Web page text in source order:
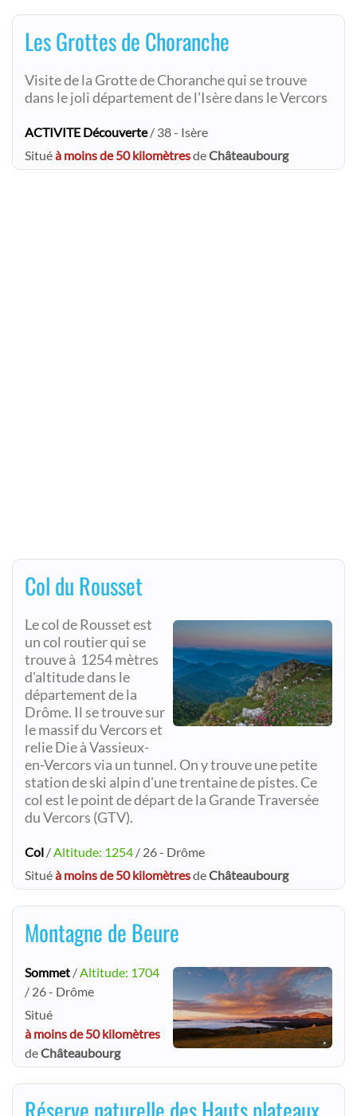
Les Grottes de Choranche
Visite de la Grotte de Choranche qui se trouve
dans le joli département de l'Isère dans le Vercors
ACTIVITE Découverte/ 38 - Isère
Situéà moins de 50 kilomètresdeChâteaubourg
Col du Rousset
Le col de Rousset est
un col routier qui se
trouve à 1254 mètres
d'altitude dans le
département de la
Drôme. Il se trouve sur
le massif du Vercors et
relie Die à Vassieux-
en-Vercors via un tunnel. On y trouve une petite
station de ski alpin d'une trentaine de pistes. Ce
col est le point de départ de la Grande Traversée
du Vercors (GTV).
Col /Altitude: 1254 / 26 - Drôme
Situéà moins de 50 kilomètresdeChâteaubourg
Montagne de Beure
Sommet /Altitude: 1704
/ 26 - Drôme
Situé
à moins de 50 kilomètres
deChâteaubourg